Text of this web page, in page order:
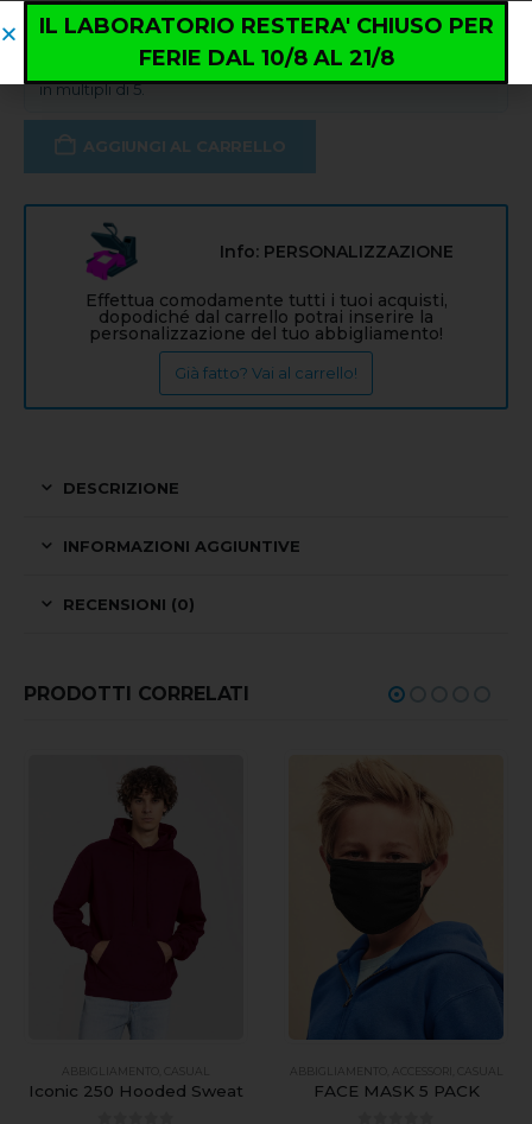
Quantità minima ordinabile: 5 pezzi. Prodotto acquistabile
in multipli di 5.
AGGIUNGI AL CARRELLO
Info: PERSONALIZZAZIONE
Effettua comodamente tutti i tuoi acquisti,
dopodiché dal carrello potrai inserire la
personalizzazione del tuo abbigliamento!
Già fatto? Vai al carrello!
DESCRIZIONE
INFORMAZIONI AGGIUNTIVE
RECENSIONI (0)
PRODOTTI CORRELATI
ABBIGLIAMENTO CASUAL
Iconic 250 Hooded Sweat
ABBIGLIAMENTO ACCESSORI CASUAL
FACE MASK 5 PACK
IL LABORATORIO RESTERA' CHIUSO PER
FERIE DAL 10/8 AL 21/8